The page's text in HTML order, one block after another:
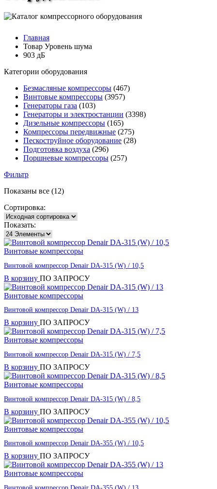
Главная
Товар Уровень шума
903 дБ
Категории оборудования
Безмасляные компрессоры (467)
Винтовые компрессоры (3957)
Генераторы газа (103)
Генераторы и электростанции (3398)
Дизельные компрессоры (165)
Компрессоры передвижные (275)
Пескоструйное оборудование (28)
Подготовка воздуха (296)
Поршневые компрессоры (257)
Фильтр
Показаны все (12)
Сортировка:
Показать:
Винтовые компрессоры
Винтовой компрессор Denair DA-315 (W) / 10,5
В корзину ПО ЗАПРОСУ
Винтовые компрессоры
Винтовой компрессор Denair DA-315 (W) / 13
В корзину ПО ЗАПРОСУ
Винтовые компрессоры
Винтовой компрессор Denair DA-315 (W) / 7,5
В корзину ПО ЗАПРОСУ
Винтовые компрессоры
Винтовой компрессор Denair DA-315 (W) / 8,5
В корзину ПО ЗАПРОСУ
Винтовые компрессоры
Винтовой компрессор Denair DA-355 (W) / 10,5
В корзину ПО ЗАПРОСУ
Винтовые компрессоры